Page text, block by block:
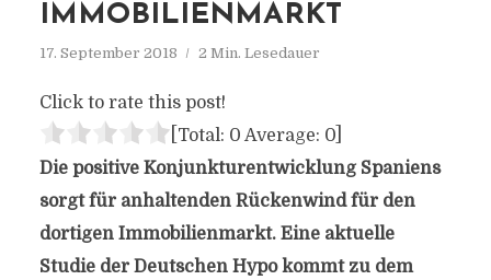
MMOBILIENMARKT
17. September 2018 2 Min. Lesedauer
Click to rate this post!
[Total: 0 Average: 0]
Die positive Konjunkturentwicklung Spaniens
sorgt für anhaltenden Rückenwind für den
dortigen Immobilienmarkt. Eine aktuelle
Studie der Deutschen Hypo kommt zu dem